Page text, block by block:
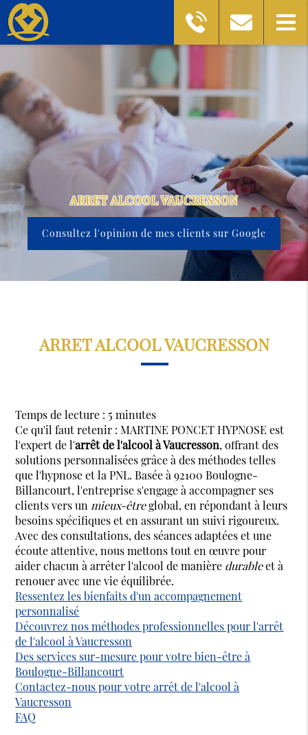
ARRET ALCOOL VAUCRESSON
Consultez l'opinion de mes clients sur Google
ARRET ALCOOL VAUCRESSON
Temps de lecture : 5 minutes
Ce qu'il faut retenir : MARTINE PONCET HYPNOSE est
l'expert de l'arrêt de l'alcool à Vaucresson, offrant des
solutions personnalisées grâce à des méthodes telles
que l'hypnose et la PNL. Basée à 92100 Boulogne-
Billancourt, l'entreprise s'engage à accompagner ses
clients vers un mieux-êtreglobal, en répondant à leurs
besoins spécifiques et en assurant un suivi rigoureux.
Avec des consultations, des séances adaptées et une
écoute attentive, nous mettons tout en œuvre pour
aider chacun à arrêter l'alcool de manière durableet à
renouer avec une vie équilibrée.
Ressentez les bienfaits d'un accompagnement
personnalisé
Découvrez nos méthodes professionnelles pour l'arrêt
de l'alcool à Vaucresson
Des services sur-mesure pour votre bien-être à
Boulogne-Billancourt
Contactez-nous pour votre arrêt de l'alcool à
Vaucresson
FAQ